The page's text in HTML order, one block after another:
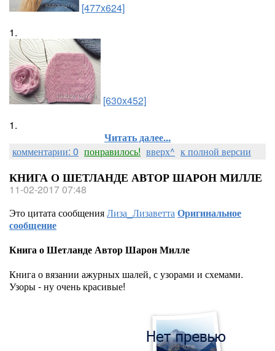
[477x624]
1.
[630x452]
1.
Читать далее...
комментарии: 0 понравилось! вверх^ к полной версии
КНИГА О ШЕТЛАНДЕ АВТОР ШАРОН МИЛЛЕ
11-02-2017 07:48
Это цитата сообщенияЛиза_ЛизаветтаОригинальное
сообщение
Книга о Шетланде Автор Шарон Милле
Книга о вязании ажурных шалей, с узорами и схемами.
Узоры - ну очень красивые!